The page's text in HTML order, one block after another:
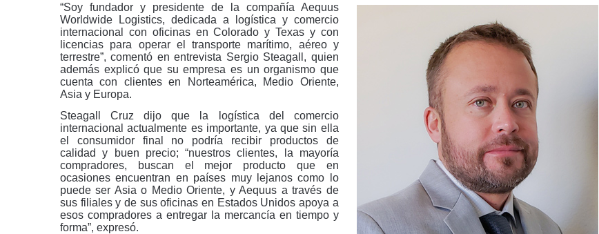
“Soy fundador y presidente de la compañía Aequus
Worldwide Logistics, dedicada a logística y comercio
internacional con oficinas en Colorado y Texas y con
licencias para operar el transporte marítimo, aéreo y
terrestre”, comentó en entrevista Sergio Steagall, quien
además explicó que su empresa es un organismo que
cuenta con clientes en Norteamérica, Medio Oriente,
Asia y Europa.
Steagall Cruz dijo que la logística del comercio
internacional actualmente es importante, ya que sin ella
el consumidor final no podría recibir productos de
calidad y buen precio; “nuestros clientes, la mayoría
compradores, buscan el mejor producto que en
ocasiones encuentran en países muy lejanos como lo
puede ser Asia o Medio Oriente, y Aequus a través de
sus filiales y de sus oficinas en Estados Unidos apoya a
esos compradores a entregar la mercancía en tiempo y
forma”, expresó.